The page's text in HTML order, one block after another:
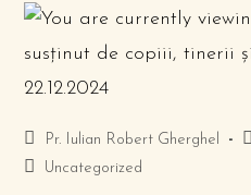
Pr. Iulian Robert Gherghel
Uncategorized